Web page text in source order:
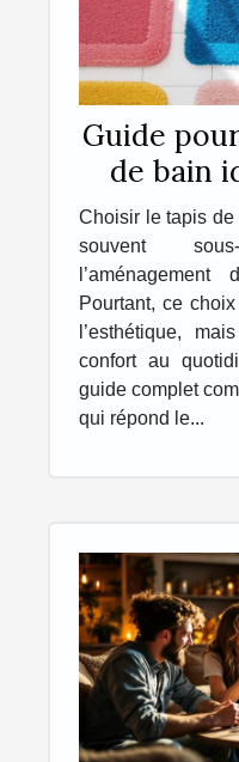
Guide
de bain
Choisir le tapis
souvent
Pourtant, ce
l’esthétique,
confort au
guide complet
qui répond le...